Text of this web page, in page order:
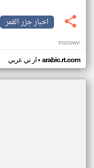
اخبار جزر القمر
PG03WV
ار تي عربي• arabic.rt.com